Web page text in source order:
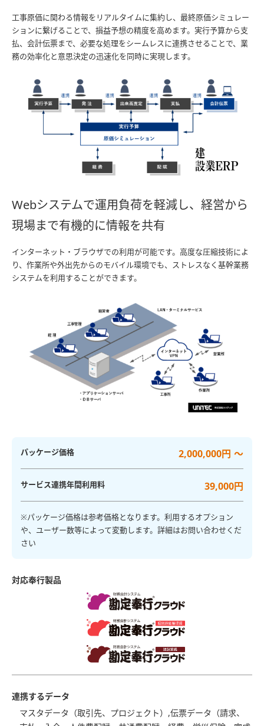
工事原価に関わる情報をリアルタイムに集約し、最終原価シミュレー
ションに繋げることで、損益予想の精度を高めます。実行予算から支
払、会計伝票まで、必要な処理をシームレスに連携させることで、業
務の効率化と意思決定の迅速化を同時に実現します。
Webシステムで運用負荷を軽減し、経営から
現場まで有機的に情報を共有
インターネット・ブラウザでの利用が可能です。高度な圧縮技術によ
り、作業所や外出先からのモバイル環境でも、ストレスなく基幹業務
システムを利用することができます。
パッケージ価格 2,000,000円 ～
サービス連携年間利用料 39,000円
※パッケージ価格は参考価格となります。利用するオプション
や、ユーザー数等によって変動します。詳細はお問い合わせくだ
さい
対応奉行製品
連携するデータ
マスタデータ（取引先、プロジェクト）,伝票データ（請求、